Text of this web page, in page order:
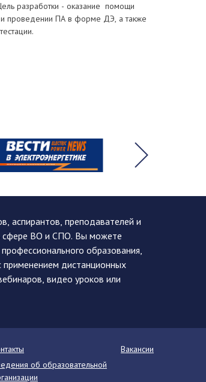
разработки - оказание помощи
и проведении ПА в форме ДЭ, а также
аспирантов, преподавателей и
сфере ВО и СПО. Вы можете
образования,
применением дистанционных
видео уроков или
Вакансии
об образовательной